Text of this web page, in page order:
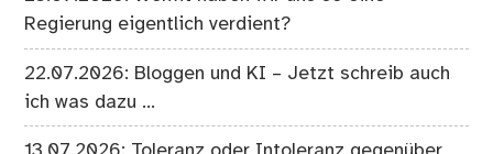
Regierung eigentlich verdient?
22.07.2026: Bloggen und KI – Jetzt schreib auch
ich was dazu …